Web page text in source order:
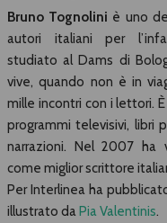
Bruno Tognolini è uno
autori italiani per
studiato al Dams di
vive, quando non è in
mille incontri con i lettori.
programmi televisivi, libri
narrazioni. Nel 2007 ha
come miglior scrittore
Per Interlinea ha
illustrato daPia Valentinis.